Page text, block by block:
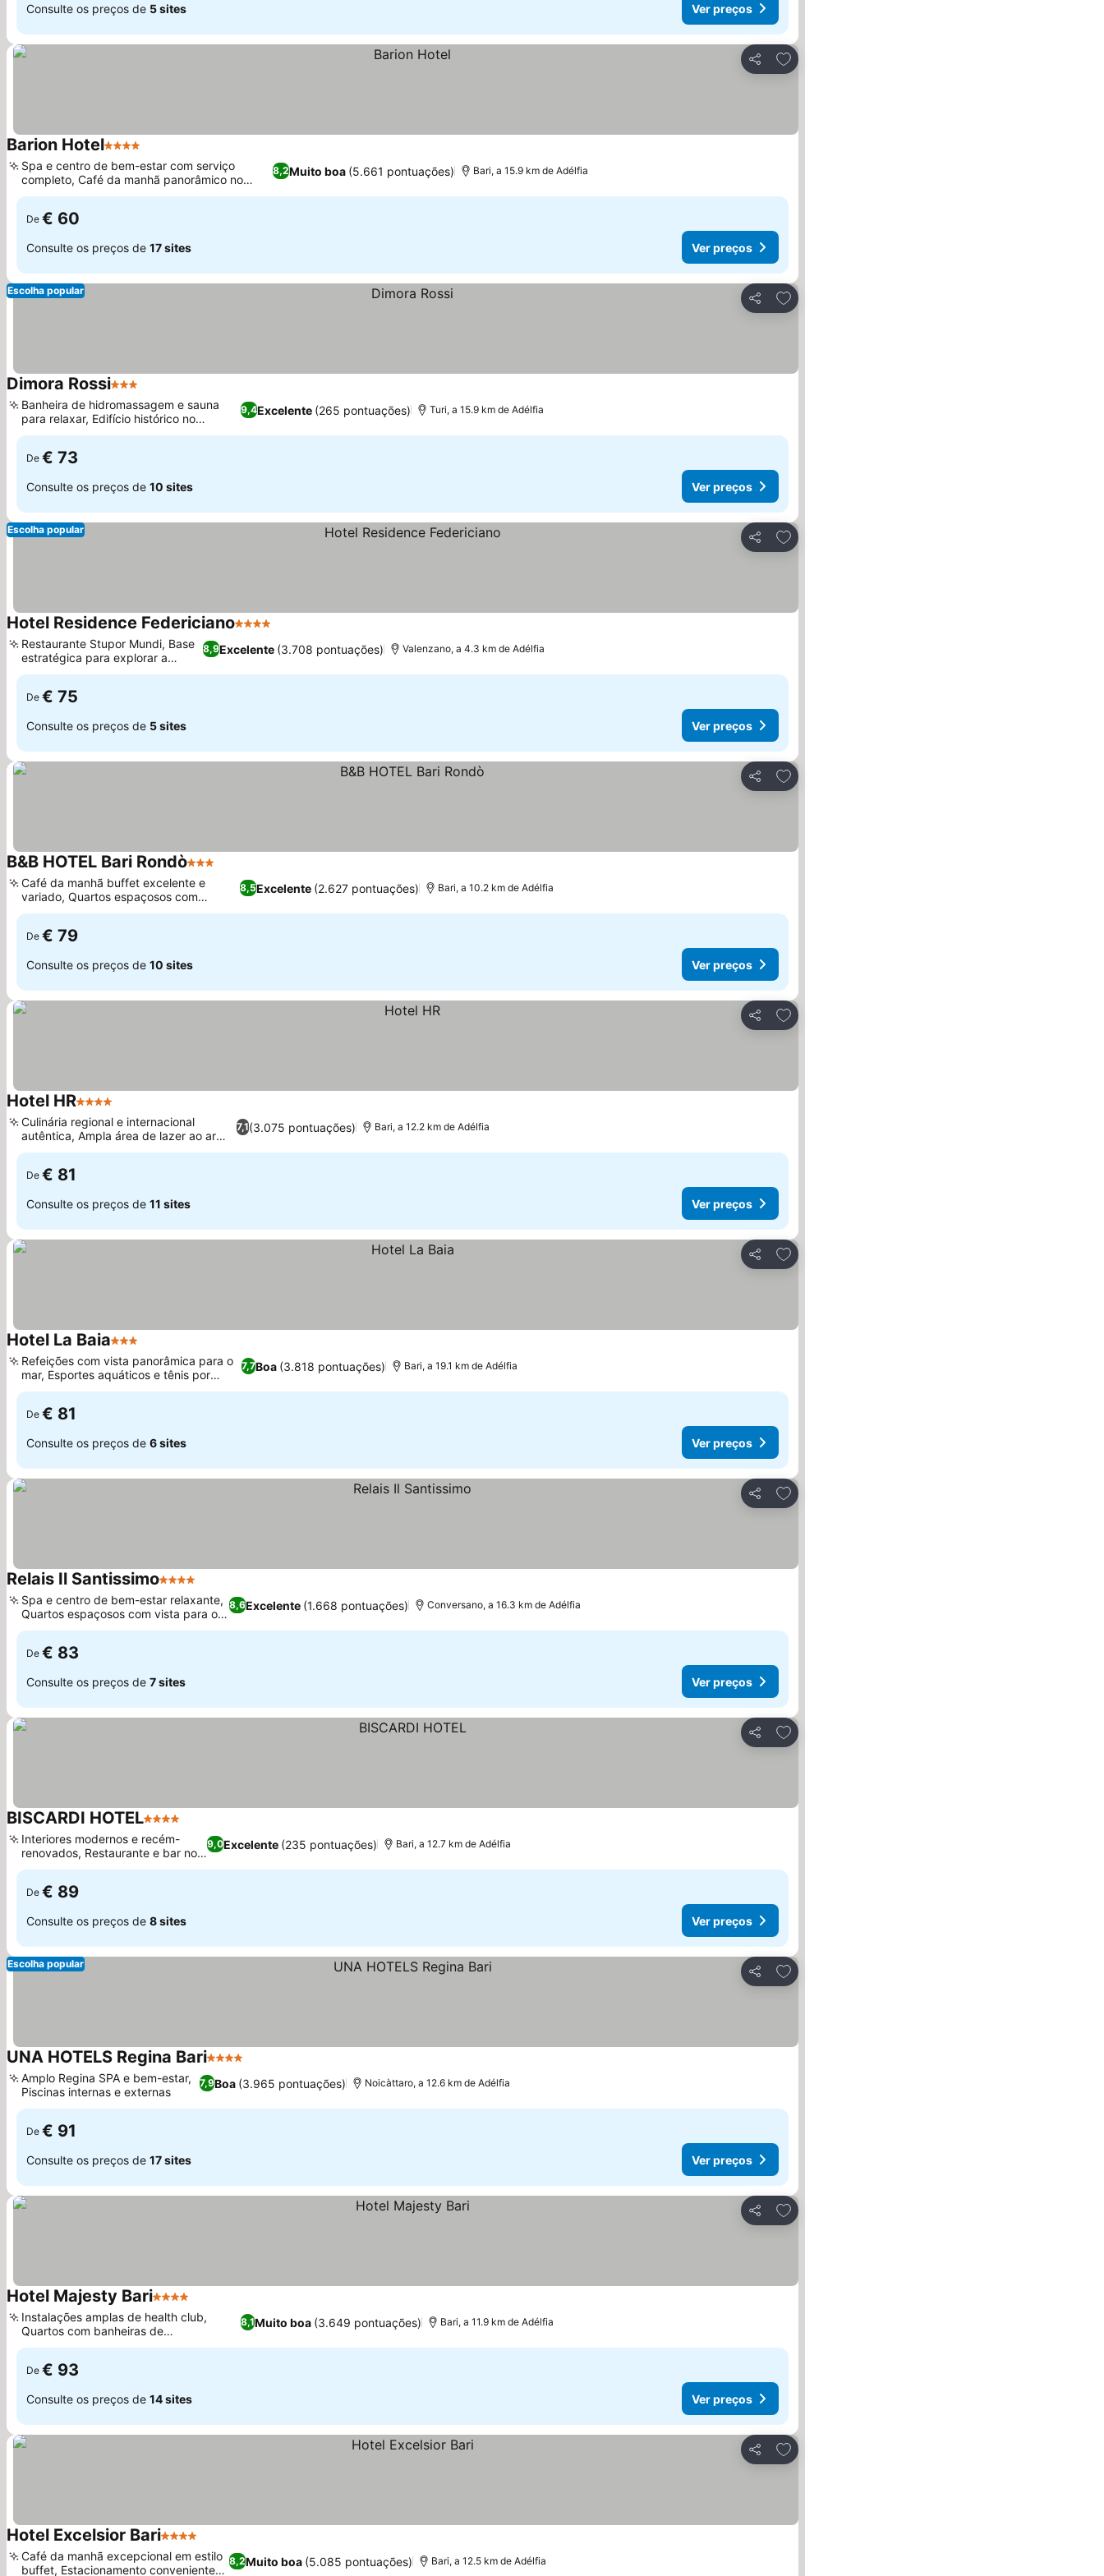
Consulte os preços de 5 sites Ver preços
Partilhar
Adicionar aos favoritos
Barion Hotel4 Estrelas
8,2Muito boa (5.661 pontuações)
Spa e centro de bem-estar com serviço
completo, Café da manhã panorâmico no
terraço com vista para o mar
Bari, a 15.9 km de Adélfia
De € 60
Consulte os preços de 17 sites Ver preços
Partilhar
Adicionar aos favoritos
Escolha popular
Dimora Rossi3 Estrelas
9,4Excelente (265 pontuações)
Banheira de hidromassagem e sauna
para relaxar, Edifício histórico no
coração de Turi
Turi, a 15.9 km de Adélfia
De € 73
Consulte os preços de 10 sites Ver preços
Partilhar
Adicionar aos favoritos
Escolha popular
Hotel Residence Federiciano4 Estrelas
8,9Excelente (3.708 pontuações)
Restaurante Stupor Mundi, Base
estratégica para explorar a
Apúlia
Valenzano, a 4.3 km de Adélfia
De € 75
Consulte os preços de 5 sites Ver preços
Partilhar
Adicionar aos favoritos
B&B HOTEL Bari Rondò3 Estrelas
8,5Excelente (2.627 pontuações)
Café da manhã buffet excelente e
variado, Quartos espaçosos com
varandas privativas
Bari, a 10.2 km de Adélfia
De € 79
Consulte os preços de 10 sites Ver preços
Partilhar
Adicionar aos favoritos
Hotel HR4 Estrelas
7,1(3.075 pontuações)
Culinária regional e internacional
autêntica, Ampla área de lazer ao ar
livre
Bari, a 12.2 km de Adélfia
De € 81
Consulte os preços de 11 sites Ver preços
Partilhar
Adicionar aos favoritos
Hotel La Baia3 Estrelas
7,7Boa (3.818 pontuações)
Refeições com vista panorâmica para o
mar, Esportes aquáticos e tênis por
perto
Bari, a 19.1 km de Adélfia
De € 81
Consulte os preços de 6 sites Ver preços
Partilhar
Adicionar aos favoritos
Relais Il Santissimo4 Estrelas
8,6Excelente (1.668 pontuações)
Spa e centro de bem-estar relaxante,
Quartos espaçosos com vista para o
jardim
Conversano, a 16.3 km de Adélfia
De € 83
Consulte os preços de 7 sites Ver preços
Partilhar
Adicionar aos favoritos
BISCARDI HOTEL4 Estrelas
9,0Excelente (235 pontuações)
Interiores modernos e recém-
renovados, Restaurante e bar no
local
Bari, a 12.7 km de Adélfia
De € 89
Consulte os preços de 8 sites Ver preços
Partilhar
Adicionar aos favoritos
Escolha popular
UNA HOTELS Regina Bari4 Estrelas
7,9Boa (3.965 pontuações)
Amplo Regina SPA e bem-estar,
Piscinas internas e externas
Noicàttaro, a 12.6 km de Adélfia
De € 91
Consulte os preços de 17 sites Ver preços
Partilhar
Adicionar aos favoritos
Hotel Majesty Bari4 Estrelas
8,1Muito boa (3.649 pontuações)
Instalações amplas de health club,
Quartos com banheiras de
hidromassagem privativas
Bari, a 11.9 km de Adélfia
De € 93
Consulte os preços de 14 sites Ver preços
Partilhar
Adicionar aos favoritos
Hotel Excelsior Bari4 Estrelas
8,2Muito boa (5.085 pontuações)
Café da manhã excepcional em estilo
buffet, Estacionamento conveniente
Bari, a 12.5 km de Adélfia